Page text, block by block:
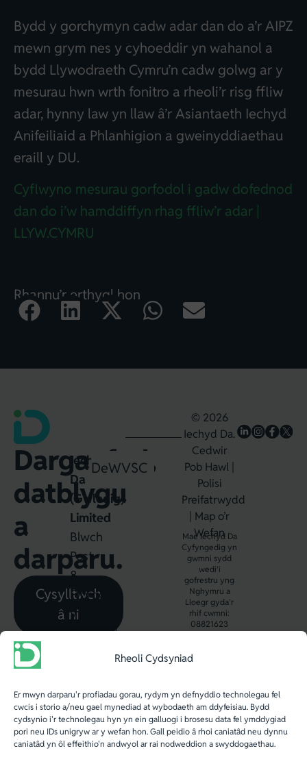
Rheoli Cydsyniad
Er mwyn darparu'r profiadau gorau, rydym yn defnyddio technolegau fel
cwcis i storio a/neu gael mynediad at wybodaeth am ddyfeisiau. Bydd
cydsynio i'r technolegau hyn yn ein galluogi i brosesu data fel ymddygiad
pori neu IDs unigryw ar y wefan hon. Gall peidio â rhoi caniatâd neu dynnu
caniatâd yn ôl effeithio'n andwyol ar rai nodweddion a swyddogaethau.
Bydd y gorchymyn cadw adar dan do a’r AIPZ
mewn grym nes y cyhoeddir yn wahanol a
bydd Llywodraeth Cymru’n cadw golwg ar y
mesurau hwn wrth fonitro a rheoli’r risg ffliw
adar, hynny law yn llaw â’r Asiantaeth Iechyd
Anifeiliaid a Phlanhigion a gweinyddiaethau
eraill y DU.
Cyflwyno mesurau gorfodol i gadw dofednod
dan do i’w hamddiffyn rhag ffliw’r adar |
LLYW.CYMRU
Rhannu’r erthygl hon
Darganfod,
datblygu
a
darparu.
Cysylltwch
â ni
Iechyd
Da
(Gwledig)
Limited
Blwch
Post
8,
Ffordd
y
Gogledd,
Aberystwyth,
2WB.
Ff:
+44
Dewin
WVSC
© 2026
Iechyd Da.
Cedwir
Pob Hawl |
Polisi
Preifatrwydd
Map o’r
Wefan
Mae Iechyd Da
Cyfyngedig yn
gwmni sydd
wedi’i
gofrestru yng
Nghymru a
Lloegr gyda’r
rhif cwmni:
08821623